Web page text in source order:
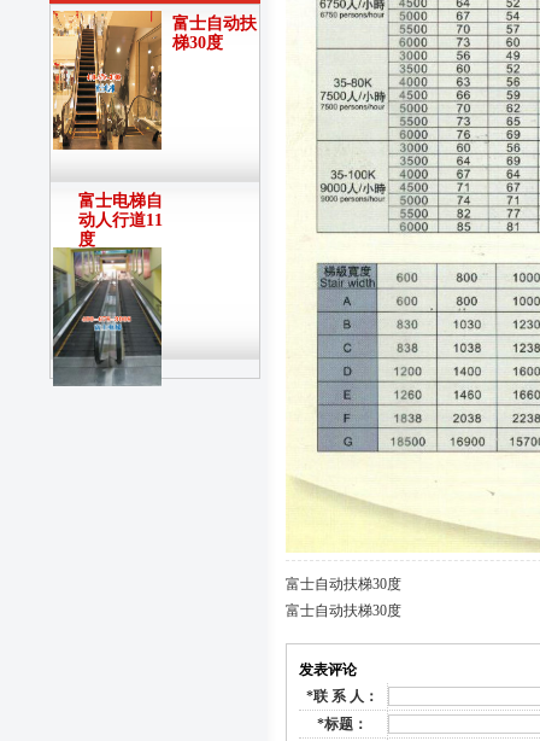
富士自动扶
梯30度
富士电梯自
动人行道11
度
富士自动扶梯30度
富士自动扶梯30度
发表评论
*联 系 人：
*标题：